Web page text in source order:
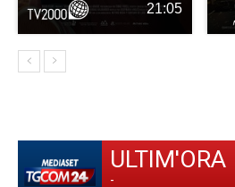
21:05
ULTIM'ORA
-